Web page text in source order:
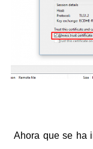
Ahora que se ha